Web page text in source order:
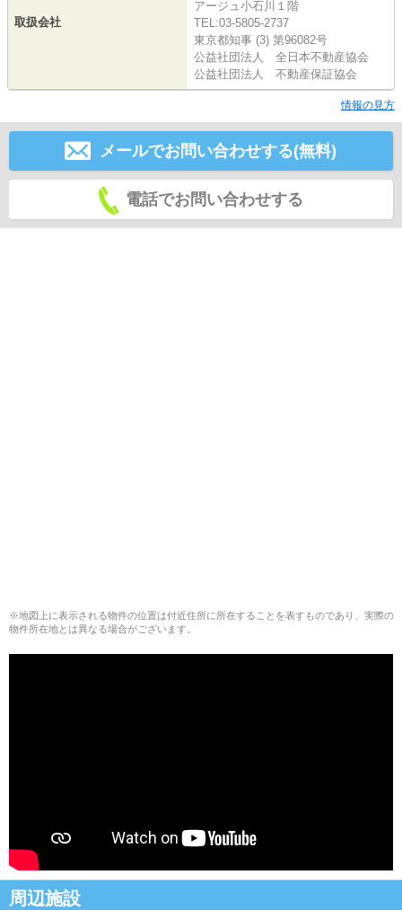
取扱会社
アージュ小石川１階
TEL:03-5805-2737
東京都知事 (3) 第96082号
公益社団法人 全日本不動産協会
公益社団法人 不動産保証協会
情報の見方
メールでお問い合わせする(無料)
電話でお問い合わせする
※地図上に表示される物件の位置は付近住所に所在することを表すものであり、実際の
物件所在地とは異なる場合がございます。
周辺施設